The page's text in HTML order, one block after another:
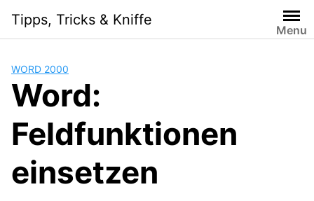
content
Tipps, Tricks & Kniffe
Menu
WORD 2000
Word:
Feldfunktionen
einsetzen